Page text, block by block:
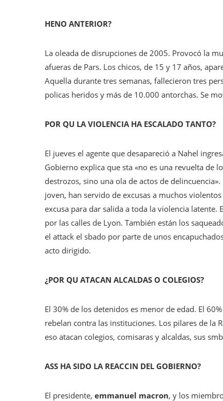
HENO ANTERIOR?
La oleada de disrupciones de 2005. Provocó la
afueras de Pars. Los chicos, de 15 y 17 años,
Aquella durante tres semanas, fallecieron tres
policas heridos y más de 10.000 antorchas. Se
POR QU LA VIOLENCIA HA ESCALADO TANTO?
El jueves el agente que desapareció a Nahel
Gobierno explica que sta «no es una revuelta de
destrozos, sino una ola de actos de
joven, han servido de excusas a muchos
excusa para dar salida a toda la violencia
por las calles de Lyon. También están los
el attack el sbado por parte de unos
acto dirigido.
¿POR QU ATACAN ALCALDAS O COLEGIOS?
El 30% de los detenidos es menor de edad. El
rebelan contra las instituciones. Los pilares de la
eso atacan colegios, comisaras y alcaldas, sus
ASS HA SIDO LA REACCIN DEL GOBIERNO?
El presidente, emmanuel macron, y los